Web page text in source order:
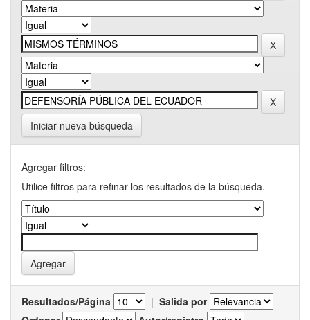
Iniciar nueva búsqueda
Agregar filtros:
Utilice filtros para refinar los resultados de la búsqueda.
Resultados/Página | Salida por